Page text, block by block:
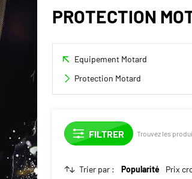
PROTECTION
Equipement Motard
Protection Motard
Trouvez les
Trier par : Popularité Prix